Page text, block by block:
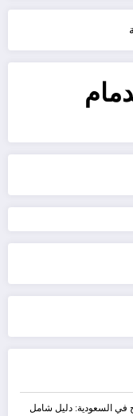
في السعودية: دليل شامل